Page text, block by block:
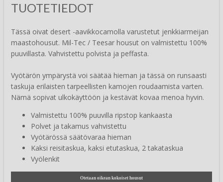
TUOTETIEDOT
Tässä oivat desert -aavikkocamolla varustetut jenkkiarmeijan
maastohousut. Mil-Tec / Teesar housut on valmistettu 100%
puuvillasta. Vahvistettu polvista ja peffasta.
Vyötärön ympärystä voi säätää hieman ja tässä on runsaasti
taskuja erilaisten tarpeellisten kamojen roudaamista varten.
Nämä sopivat ulkokäyttöön ja kestävät kovaa menoa hyvin.
Valmistettu 100% puuvilla ripstop kankaasta
Polvet ja takamus vahvistettu
Vyötärössä säätövaraa hieman
Kaksi reisitaskua, kaksi etutaskua, 2 takataskua
Vyölenkit
Otetaan oikean kokoiset housut